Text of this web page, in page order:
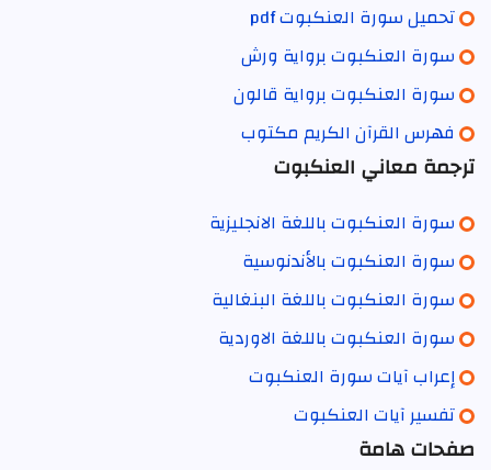
تحميل سورة العنكبوت pdf
سورة العنكبوت برواية ورش
سورة العنكبوت برواية قالون
فهرس القرآن الكريم مكتوب
ترجمة معاني العنكبوت
سورة العنكبوت باللغة الانجليزية
سورة العنكبوت بالأندنوسية
سورة العنكبوت باللغة البنغالية
سورة العنكبوت باللغة الاوردية
إعراب آيات سورة العنكبوت
تفسير آيات العنكبوت
صفحات هامة